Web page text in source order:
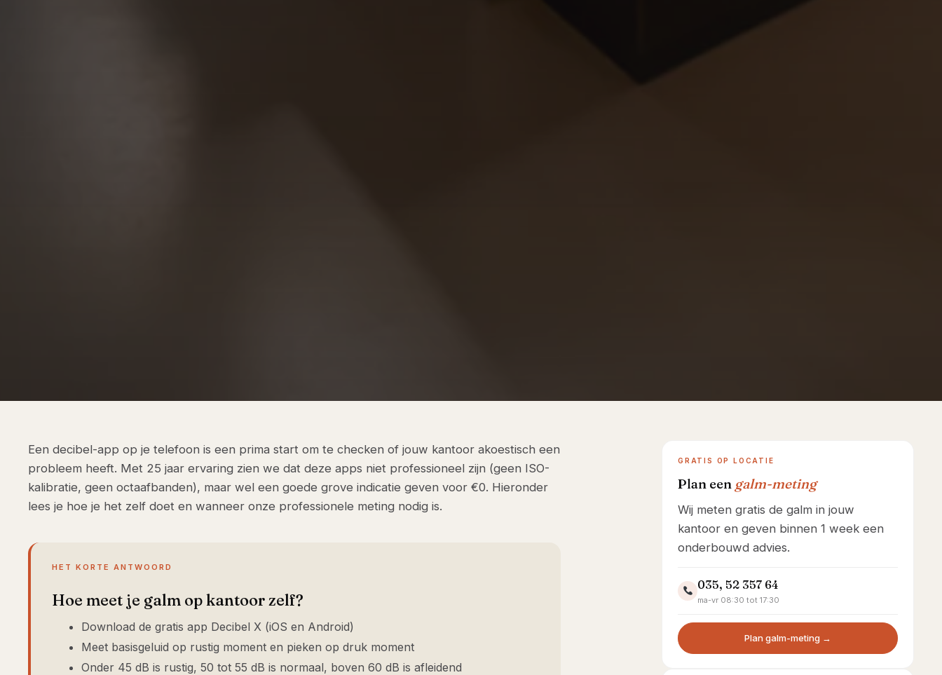
Een decibel-app op je telefoon is een prima start om te checken of jouw kantoor akoestisch een
probleem heeft. Met 25 jaar ervaring zien we dat deze apps niet professioneel zijn (geen ISO-
kalibratie, geen octaafbanden), maar wel een goede grove indicatie geven voor €0. Hieronder
lees je hoe je het zelf doet en wanneer onze professionele meting nodig is.
GRATIS OP LOCATIE
Plan een galm-meting
Wij meten gratis de galm in jouw
kantoor en geven binnen 1 week een
onderbouwd advies.
035, 52 357 64
ma-vr 08:30 tot 17:30
Plan galm-meting →
HET KORTE ANTWOORD
Hoe meet je galm op kantoor zelf?
Download de gratis app Decibel X (iOS en Android)
Meet basisgeluid op rustig moment en pieken op druk moment
Onder 45 dB is rustig, 50 tot 55 dB is normaal, boven 60 dB is afleidend